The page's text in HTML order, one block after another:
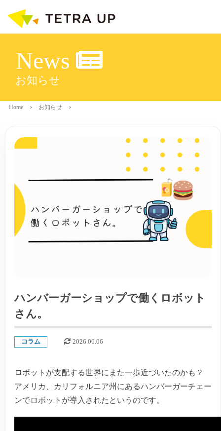
News
お知らせ
Home お知らせ
ハンバーガーショップで働くロボット
さん。
コラム 2026.06.06
ロボットが支配する世界にまた一歩近づいたのかも？
アメリカ、カリフォルニア州にあるハンバーガーチェー
ンでロボットが導入されたというのです。